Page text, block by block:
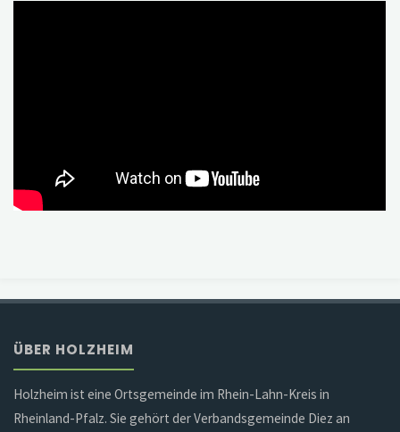
ÜBER HOLZHEIM
Holzheim ist eine Ortsgemeinde im Rhein-Lahn-Kreis in
Rheinland-Pfalz. Sie gehört der Verbandsgemeinde Diez an